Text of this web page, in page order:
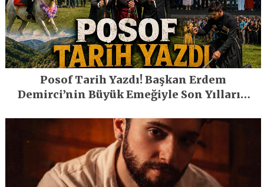
Posof Tarih Yazdı! Başkan Erdem
Demirci’nin Büyük Emeğiyle Son Yılların